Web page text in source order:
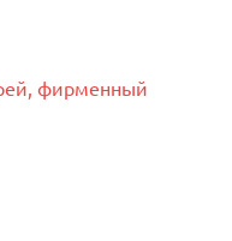
фирменный